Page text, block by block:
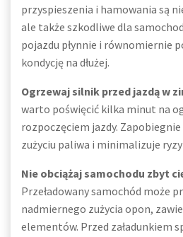
przyspieszenia i hamowania są
ale także szkodliwe dla
pojazdu płynnie i równomiernie
kondycję na dłużej.
Ogrzewaj silnik przed jazdą w
warto poświęcić kilka minut na
rozpoczęciem jazdy.
zużyciu paliwa i minimalizuje
Nie obciążaj samochodu zbyt
Przeładowany samochód może
nadmiernego zużycia opon,
elementów. Przed załadunkiem